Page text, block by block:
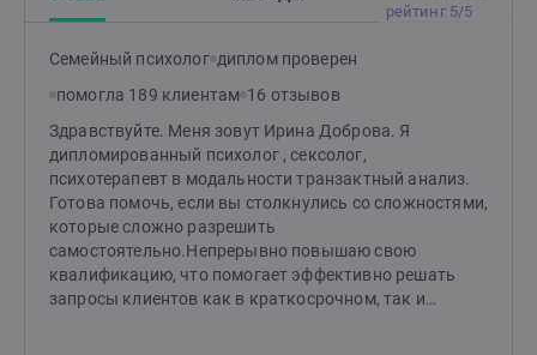
рейтинг 5/5
Семейный психолог диплом проверен
помогла 189 клиентам 16 отзывов
Здравствуйте. Меня зовут Ирина Доброва. Я
дипломированный психолог , сексолог,
психотерапевт в модальности транзактный анализ.
Готова помочь, если вы столкнулись со сложностями,
которые сложно разрешить
самостоятельно.Непрерывно повышаю свою
квалификацию, что помогает эффективно решать
запросы клиентов как в краткосрочном, так и